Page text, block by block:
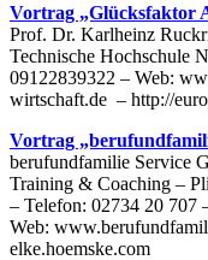
Vortrag „Glücksfaktor
Prof. Dr. Karlheinz
Technische Hochschule
09122839322 – Web:
wirtschaft.de – http://
Vortrag
berufundfamilie Service
Training & Coaching –
– Telefon: 02734 20 707
Web:
elke.hoemske.com